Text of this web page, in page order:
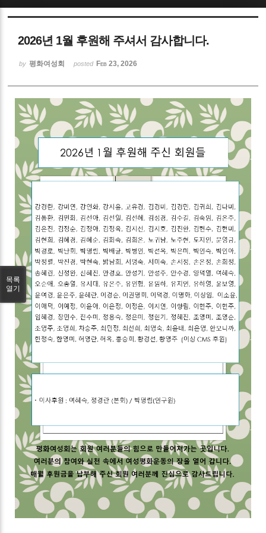
2026년 1월 후원해 주셔서 감사합니다.
by 평화여성회 posted Feb 23, 2026
목록
열기
Sketchbook5, 스케치북5
Sketchbook5, 스케치북5